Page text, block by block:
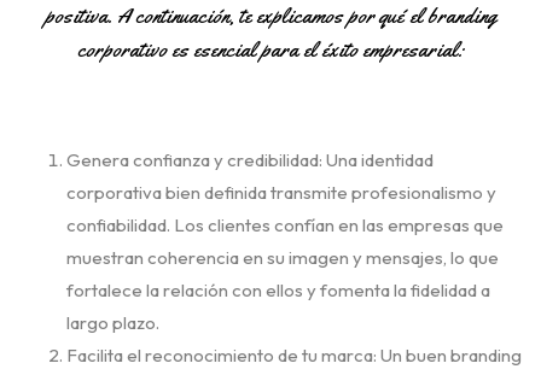
positiva. A continuación, te explicamos por qué el branding
corporativo es esencial para el éxito empresarial:
Genera confianza y credibilidad: Una identidad
corporativa bien definida transmite profesionalismo y
confiabilidad. Los clientes confían en las empresas que
muestran coherencia en su imagen y mensajes, lo que
fortalece la relación con ellos y fomenta la fidelidad a
largo plazo.
Facilita el reconocimiento de tu marca: Un buen branding